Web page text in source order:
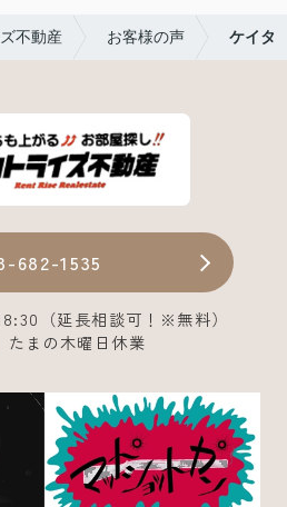
不動産 お客様の声 ケイタ
682-1535
（延長相談可！※無料）
まの木曜日休業